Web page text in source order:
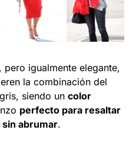
pero igualmente elegante,
la combinación del
siendo un color
perfecto para resaltar
abrumar.